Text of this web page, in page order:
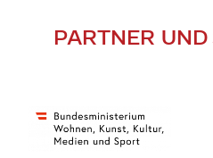
PARTNER